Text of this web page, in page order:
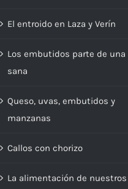
El entroido en Laza y Verín
Los embutidos parte de
sana
Queso, uvas, embutidos y
manzanas
Callos con chorizo
La alimentación de nuestros